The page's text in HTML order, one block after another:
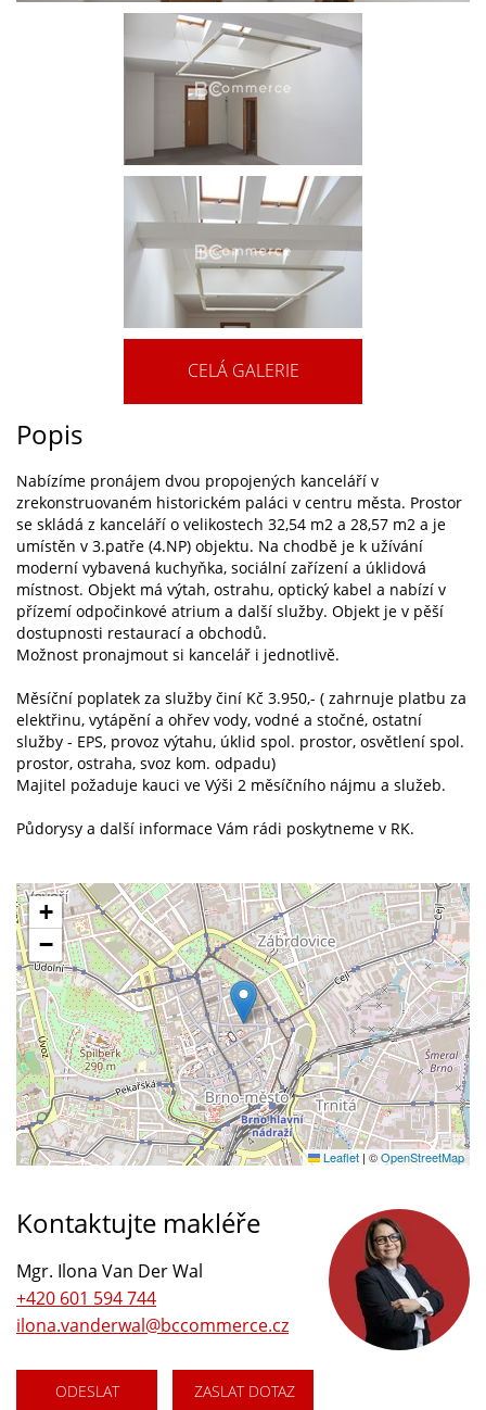
CELÁ GALERIE
Popis
Nabízíme pronájem dvou propojených kanceláří v
zrekonstruovaném historickém paláci v centru města. Prostor
se skládá z kanceláří o velikostech 32,54 m2 a 28,57 m2 a je
umístěn v 3.patře (4.NP) objektu. Na chodbě je k užívání
moderní vybavená kuchyňka, sociální zařízení a úklidová
místnost. Objekt má výtah, ostrahu, optický kabel a nabízí v
přízemí odpočinkové atrium a další služby. Objekt je v pěší
dostupnosti restaurací a obchodů.
Možnost pronajmout si kancelář i jednotlivě.
Měsíční poplatek za služby činí Kč 3.950,- ( zahrnuje platbu za
elektřinu, vytápění a ohřev vody, vodné a stočné, ostatní
služby - EPS, provoz výtahu, úklid spol. prostor, osvětlení spol.
prostor, ostraha, svoz kom. odpadu)
Majitel požaduje kauci ve Výši 2 měsíčního nájmu a služeb.
Půdorysy a další informace Vám rádi poskytneme v RK.
+
−
Leaflet | ©OpenStreetMap
Kontaktujte makléře
Mgr. Ilona Van Der Wal
+420 601 594 744
ilona.vanderwal@bccommerce.cz
ODESLAT ZASLAT DOTAZ